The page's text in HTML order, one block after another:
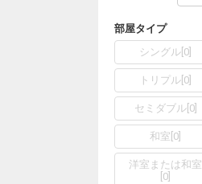
部屋タイプ
シングル 0
トリプル 0
セミダブル[ 0]
和室 0
洋室または和室
0